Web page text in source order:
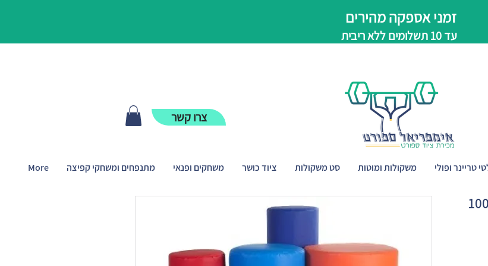
זמני אספקה מהירים
עד 10 תשלומים ללא ריבית
צרו קשר
טריינר ופולי משקולות ומוטות סט משקולות ציוד כושר משחקים ופנאי מתנפחים ומשחקי קפיצה More